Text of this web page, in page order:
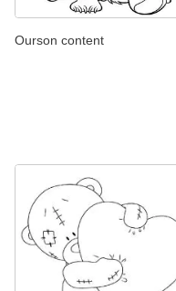
Ourson content